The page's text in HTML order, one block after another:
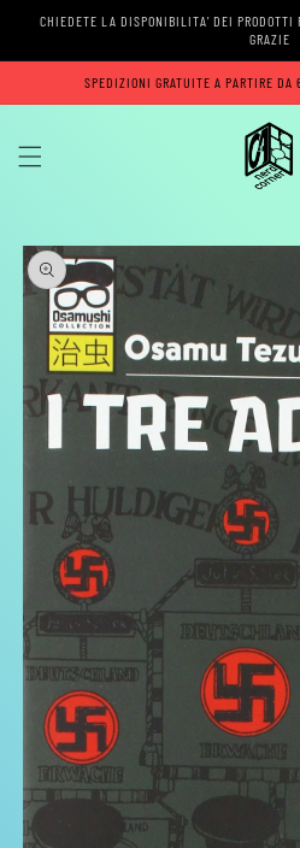
direttamente
CHIEDETE LA DISPONIBILITA' DEI PRODOTTI
GRAZIE
SPEDIZIONI GRATUITE A PARTIRE
Passa alle
informazioni
sul prodotto